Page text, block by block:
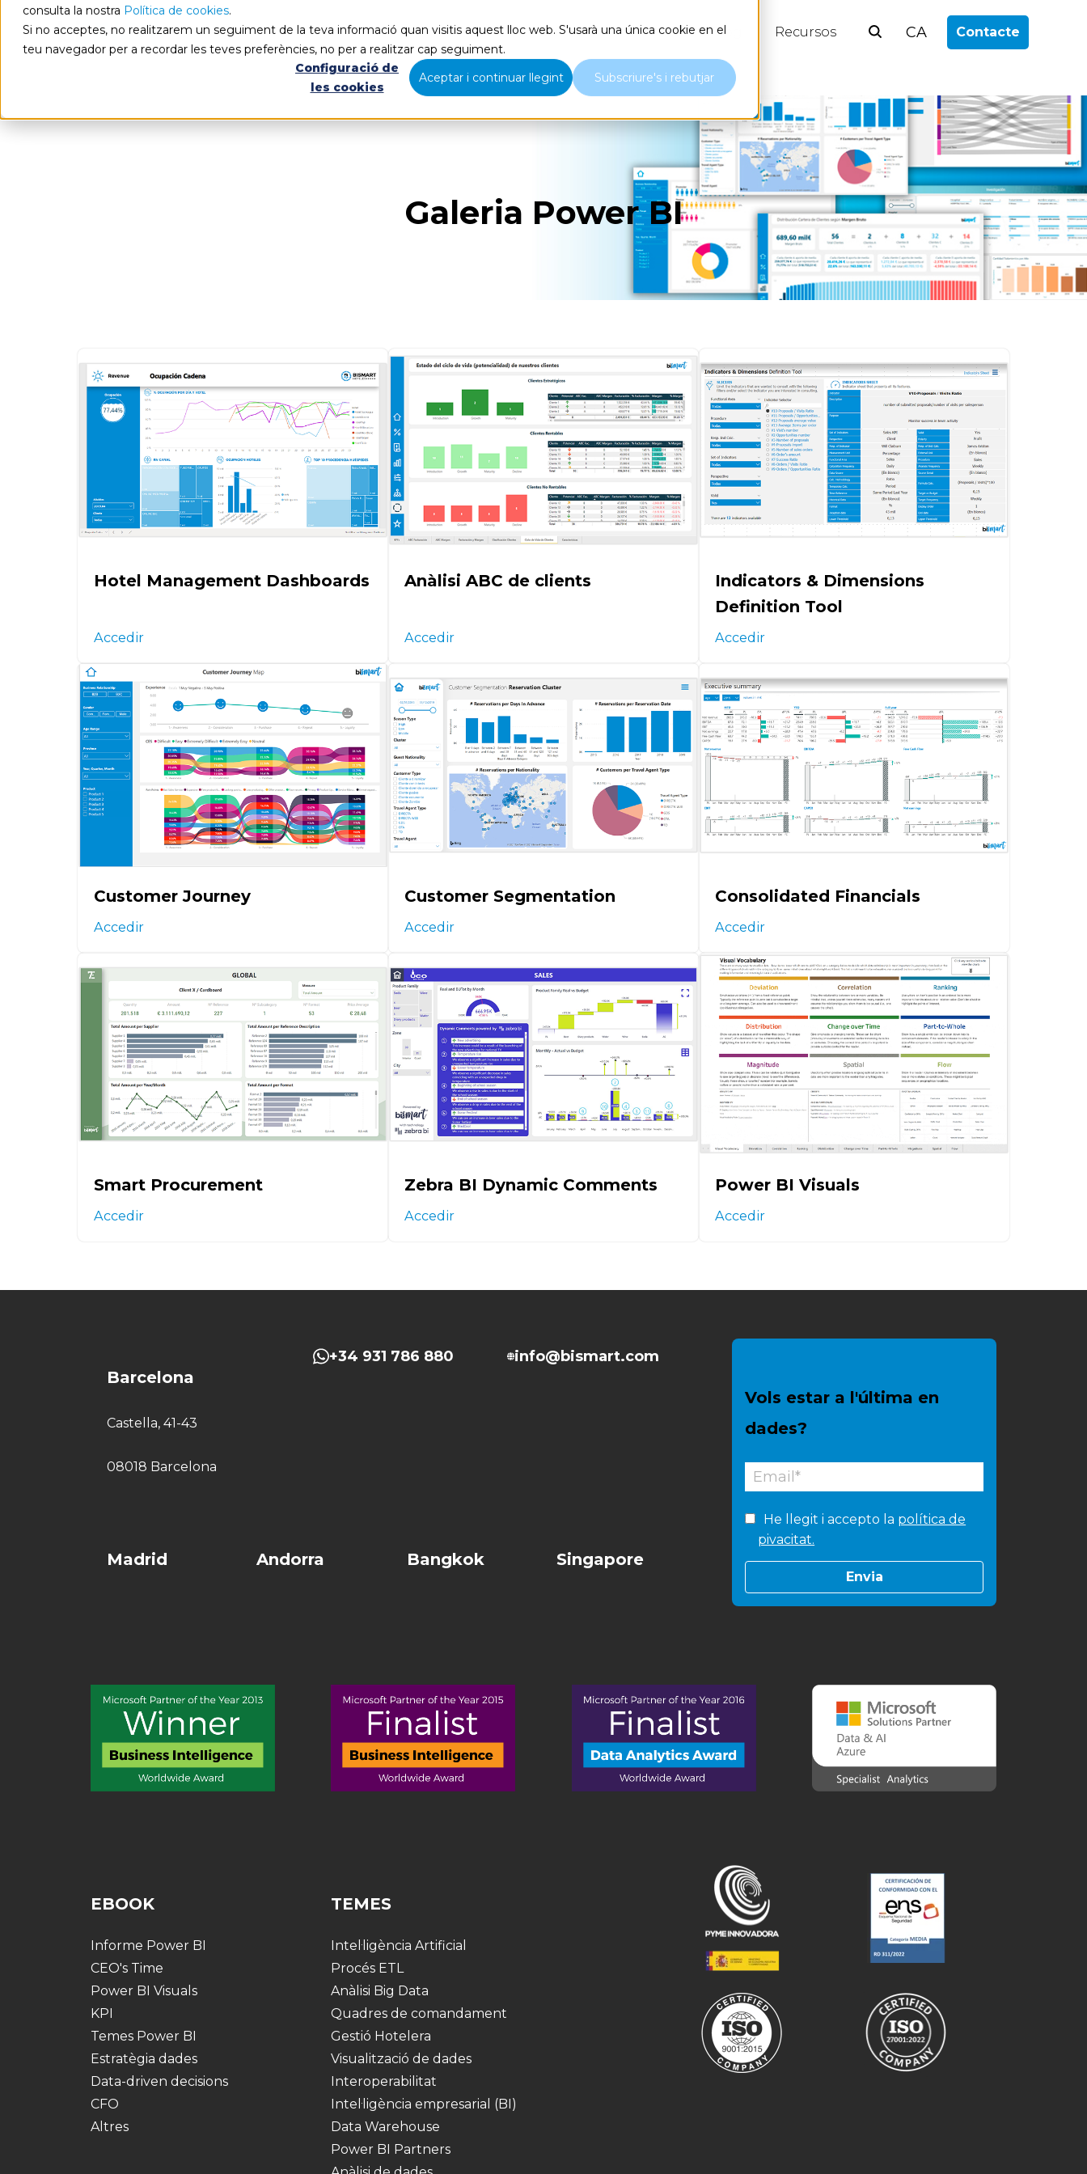
consulta la nostra Política de cookies.
Si no acceptes, no realitzarem un seguiment de la teva informació quan visitis aquest lloc web. S'usarà una única cookie en el
teu navegador per a recordar les teves preferències, no per a realitzar cap seguiment.
Configuració de
les cookies
Aceptar i continuar llegint Subscriure's i rebutjar
Què fem Nosaltres Blog Recursos CA Contacte
Galeria Power BI
Hotel Management Dashboards
Accedir
Anàlisi ABC de clients
Accedir
Indicators & Dimensions
Definition Tool
Accedir
Customer Journey
Accedir
Customer Segmentation
Accedir
Consolidated Financials
Accedir
Smart Procurement
Accedir
Zebra BI Dynamic Comments
Accedir
Power BI Visuals
Accedir
Barcelona
Castella, 41-43
08018 Barcelona
+34 931 786 880 info@bismart.com
Madrid Andorra Bangkok Singapore
Vols estar a l'última en
dades?
He llegit i accepto la política de
pivacitat.
EBOOK
Informe Power BI
CEO's Time
Power BI Visuals
KPI
Temes Power BI
Estratègia dades
Data-driven decisions
CFO
Altres
TEMES
Intel·ligència Artificial
Procés ETL
Anàlisi Big Data
Quadres de comandament
Gestió Hotelera
Visualització de dades
Interoperabilitat
Intel·ligència empresarial (BI)
Data Warehouse
Power BI Partners